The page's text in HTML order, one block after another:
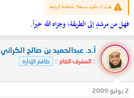
يجب أن تكون مسجلاً لمشاهدة الروابط
فهل من مرشدٍ إلى الطريقة؛ وجزاه الله خيراً.
أ.د. عبدالحميد بن صالح الكراني
:: المشرف العام :: طاقم الإدارة
2 يوليو 2009